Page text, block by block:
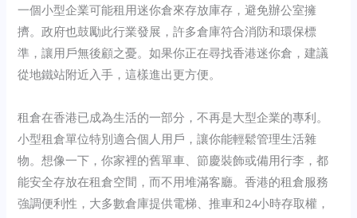
一個小型企業可能租用迷你倉來存放庫存，避免辦公室擁
擠。政府也鼓勵此行業發展，許多倉庫符合消防和環保標
準，讓用戶無後顧之憂。如果你正在尋找香港迷你倉，建議
從地鐵站附近入手，這樣進出更方便。
租倉在香港已成為生活的一部分，不再是大型企業的專利。
小型租倉單位特別適合個人用戶，讓你能輕鬆管理生活雜
物。想像一下，你家裡的舊單車、節慶裝飾或備用行李，都
能安全存放在租倉空間，而不用堆滿客廳。香港的租倉服務
強調便利性，大多數倉庫提供電梯、推車和24小時存取權，